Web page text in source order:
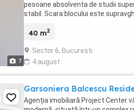
7
pesoane absolventa de studii
stabil. Scara blocului este
40 m2
Sector 6, Bucuresti
4 august
Garsoniera Balcescu
Agenția imobiliară Project Center